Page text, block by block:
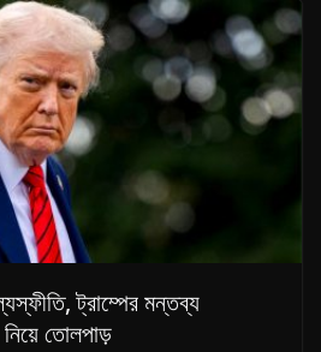
ট্রাম্পের মন্তব্য
নিয়ে তোলপাড়